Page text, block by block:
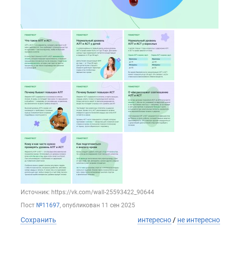
Источник: https://vk.com/wall-25593422_90644
Пост №11697, опубликован 11 сен 2025
Сохранить интересно / не интересно